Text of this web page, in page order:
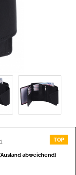
TOP
abweichend)